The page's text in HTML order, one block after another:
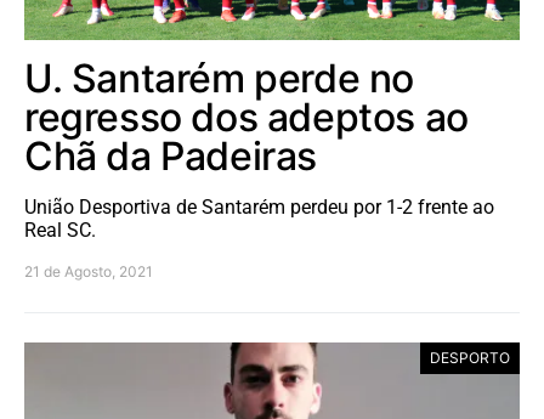
U. Santarém perde no
regresso dos adeptos ao
Chã da Padeiras
União Desportiva de Santarém perdeu por 1-2 frente ao
Real SC.
21 de Agosto, 2021
DESPORTO